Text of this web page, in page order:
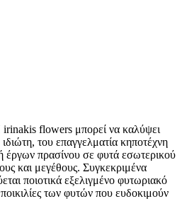
flowers μπορεί να καλύψει
του επαγγελματία κηποτέχνη
έργων πρασίνου σε φυτά εσωτερικού
και μεγέθους. Συγκεκριμένα
ποιοτικά εξελιγμένο φυτωριακό
ποικιλίες των φυτών που ευδοκιμούν